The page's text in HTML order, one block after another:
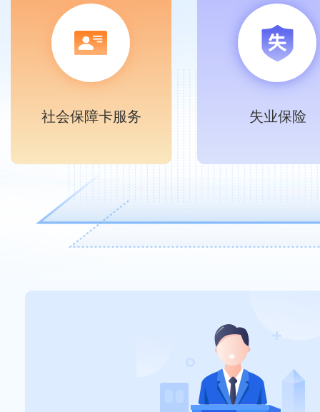
社会保障卡服务 失业保险